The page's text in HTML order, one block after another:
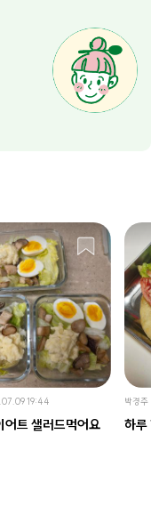
19:44
어트 샐러드먹어요
박경주
하루